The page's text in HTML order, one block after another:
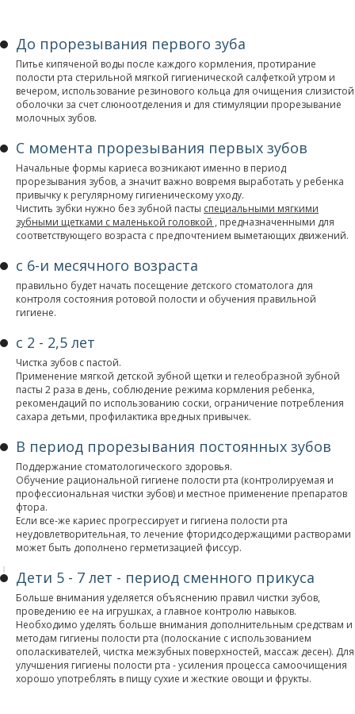
До прорезывания первого зуба
Питье кипяченой воды после каждого кормления, протирание
полости рта стерильной мягкой гигиенической салфеткой утром и
вечером, использование резинового кольца для очищения слизистой
оболочки за счет слюноотделения и для стимуляции прорезывание
молочных зубов.
С момента прорезывания первых зубов
Начальные формы кариеса возникают именно в период
прорезывания зубов, а значит важно вовремя выработать у ребенка
привычку к регулярному гигиеническому уходу.
Чистить зубки нужно без зубной пасты специальными мягкими
зубными щетками с маленькой головкой , предназначенными для
соответствующего возраста с предпочтением выметающих движений.
с 6-и месячного возраста
правильно будет начать посещение детского стоматолога для
контроля состояния ротовой полости и обучения правильной
гигиене.
с 2 - 2,5 лет
Чистка зубов с пастой.
Применение мягкой детской зубной щетки и гелеобразной зубной
пасты 2 раза в день, соблюдение режима кормления ребенка,
рекомендаций по использованию соски, ограничение потребления
сахара детьми, профилактика вредных привычек.
В период прорезывания постоянных зубов
Поддержание стоматологического здоровья.
Обучение рациональной гигиене полости рта (контролируемая и
профессиональная чистки зубов) и местное применение препаратов
фтора.
Если все-же кариес прогрессирует и гигиена полости рта
неудовлетворительная, то лечение фторидсодержащими растворами
может быть дополнено герметизацией фиссур.
Дети 5 - 7 лет - период сменного прикуса
Больше внимания уделяется объяснению правил чистки зубов,
проведению ее на игрушках, а главное контролю навыков.
Необходимо уделять больше внимания дополнительным средствам и
методам гигиены полости рта (полоскание с использованием
ополаскивателей, чистка межзубных поверхностей, массаж десен). Для
улучшения гигиены полости рта - усиления процесса самоочищения
хорошо употреблять в пищу сухие и жесткие овощи и фрукты.